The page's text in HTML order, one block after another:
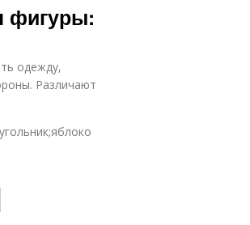
фигуры:
одежду,
Различают